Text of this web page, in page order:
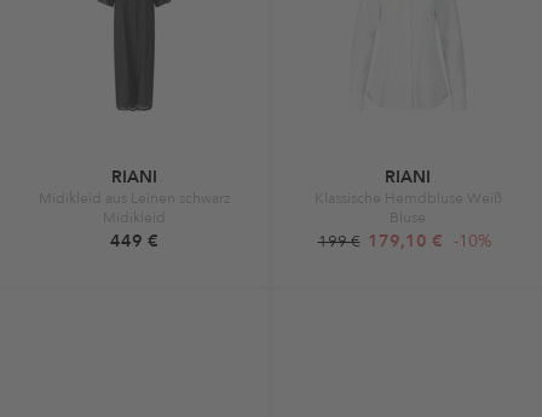
RIANI
Midikleid aus Leinen schwarz
Midikleid
449 €
RIANI
Klassische Hemdbluse Weiß
Bluse
199 € 179,10 € -10%